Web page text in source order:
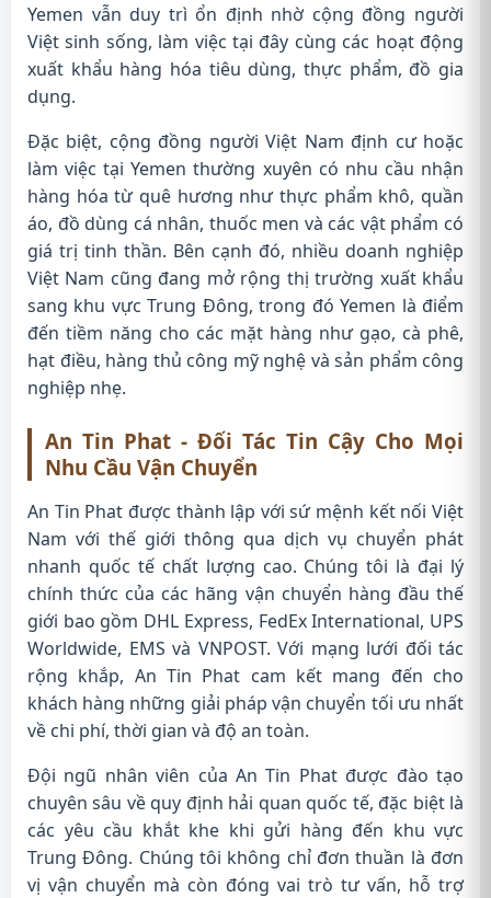
Yemen vẫn duy trì ổn định nhờ cộng đồng người
Việt sinh sống, làm việc tại đây cùng các hoạt động
xuất khẩu hàng hóa tiêu dùng, thực phẩm, đồ gia
dụng.
Đặc biệt, cộng đồng người Việt Nam định cư hoặc
làm việc tại Yemen thường xuyên có nhu cầu nhận
hàng hóa từ quê hương như thực phẩm khô, quần
áo, đồ dùng cá nhân, thuốc men và các vật phẩm có
giá trị tinh thần. Bên cạnh đó, nhiều doanh nghiệp
Việt Nam cũng đang mở rộng thị trường xuất khẩu
sang khu vực Trung Đông, trong đó Yemen là điểm
đến tiềm năng cho các mặt hàng như gạo, cà phê,
hạt điều, hàng thủ công mỹ nghệ và sản phẩm công
nghiệp nhẹ.
An Tin Phat - Đối Tác Tin Cậy Cho Mọi
Nhu Cầu Vận Chuyển
An Tin Phat được thành lập với sứ mệnh kết nối Việt
Nam với thế giới thông qua dịch vụ chuyển phát
nhanh quốc tế chất lượng cao. Chúng tôi là đại lý
chính thức của các hãng vận chuyển hàng đầu thế
giới bao gồm DHL Express, FedEx International, UPS
Worldwide, EMS và VNPOST. Với mạng lưới đối tác
rộng khắp, An Tin Phat cam kết mang đến cho
khách hàng những giải pháp vận chuyển tối ưu nhất
về chi phí, thời gian và độ an toàn.
Đội ngũ nhân viên của An Tin Phat được đào tạo
chuyên sâu về quy định hải quan quốc tế, đặc biệt là
các yêu cầu khắt khe khi gửi hàng đến khu vực
Trung Đông. Chúng tôi không chỉ đơn thuần là đơn
vị vận chuyển mà còn đóng vai trò tư vấn, hỗ trợ